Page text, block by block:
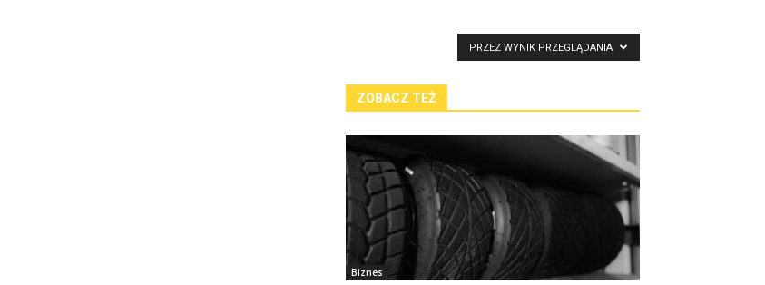
PRZEZ WYNIK PRZEGLĄDANIA
ZOBACZ TEŻ
Biznes